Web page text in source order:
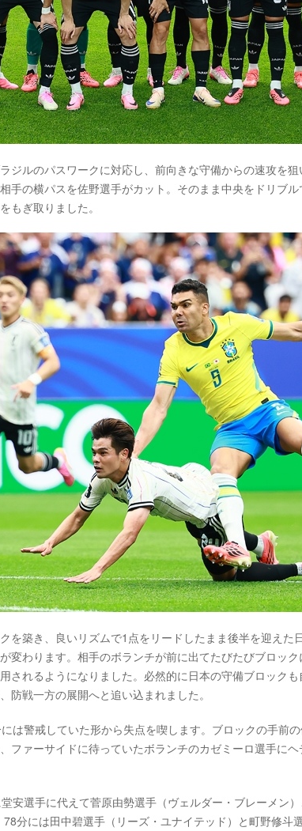
ジルのパスワークに対応し、前向きな守備からの速攻を
手の横パスを佐野選手がカット。そのまま中央をドリブ
もぎ取りました。
を築き、良いリズムで1点をリードしたまま後半を迎えた
変わります。相手のボランチが前に出てたびたびブロッ
されるようになりました。必然的に日本の守備ブロックも
防戦一方の展開へと追い込まれました。
は警戒していた形から失点を喫します。ブロックの手前
ファーサイドに待っていたボランチのカゼミーロ選手に
安選手に代えて菅原由勢選手（ヴェルダー・ブレーメン
78分には田中碧選手（リーズ・ユナイテッド）と町野修斗